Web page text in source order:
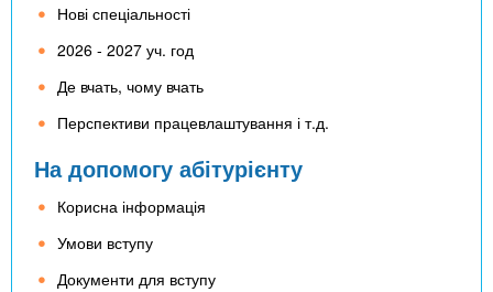
Нові спеціальності
2026 - 2027 уч. год
Де вчать, чому вчать
Перспективи працевлаштування і т.д.
На допомогу абітурієнту
Корисна інформація
Умови вступу
Документи для вступу